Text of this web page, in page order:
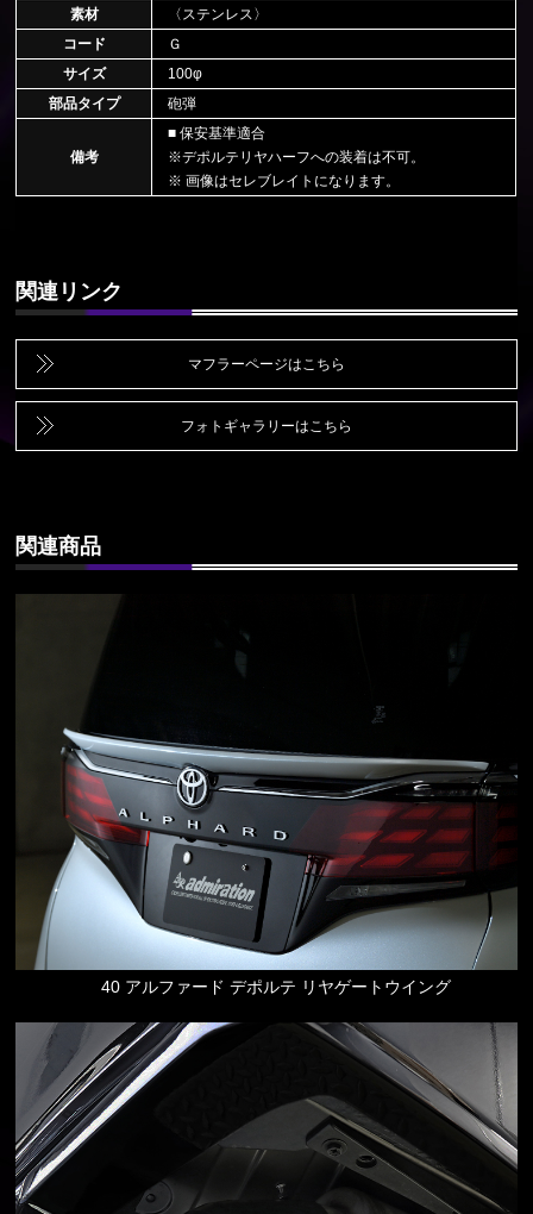
素材
〈ステンレス〉
コード
Ｇ
サイズ
100φ
部品タイプ
砲弾
備考
■ 保安基準適合
※デポルテリヤハーフへの装着は不可。
※ 画像はセレブレイトになります。
関連リンク
マフラーページはこちら
フォトギャラリーはこちら
関連商品
40 アルファード デポルテ リヤゲートウイング